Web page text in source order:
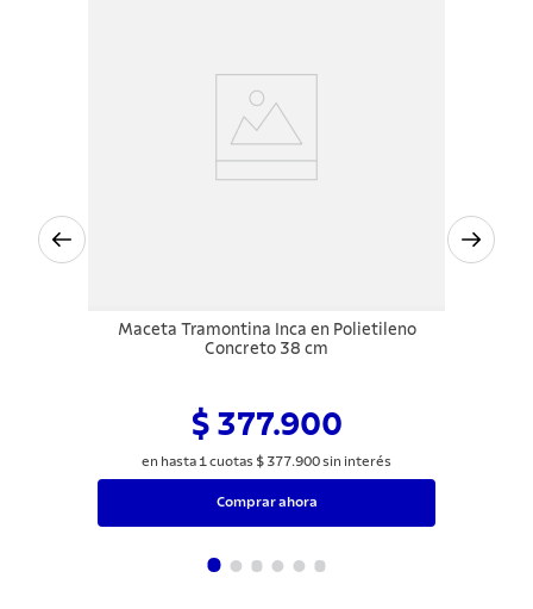
Maceta Tramontina Inca en Polietileno
Concreto 38 cm
$ 377.900
en hasta 1 cuotas $ 377.900sin interés
Comprar ahora